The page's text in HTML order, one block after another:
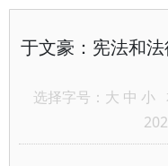
于文豪：宪法和
选择字号： 大 中 小